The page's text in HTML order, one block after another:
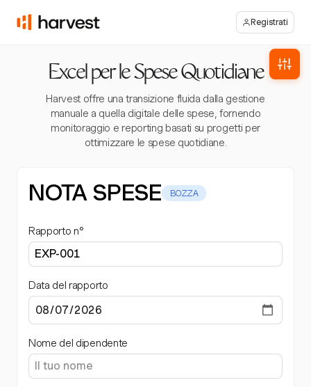
Registrati
Excel per le Spese Quotidiane
Harvest offre una transizione fluida dalla gestione
manuale a quella digitale delle spese, fornendo
monitoraggio e reporting basati su progetti per
ottimizzare le spese quotidiane.
NOTA SPESE BOZZA
Rapporto n°
Data del rapporto
Nome del dipendente